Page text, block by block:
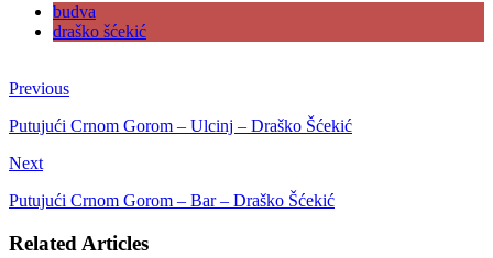
budva
draško šćekić
Previous
Putujući Crnom Gorom – Ulcinj – Draško Šćekić
Next
Putujući Crnom Gorom – Bar – Draško Šćekić
Related Articles